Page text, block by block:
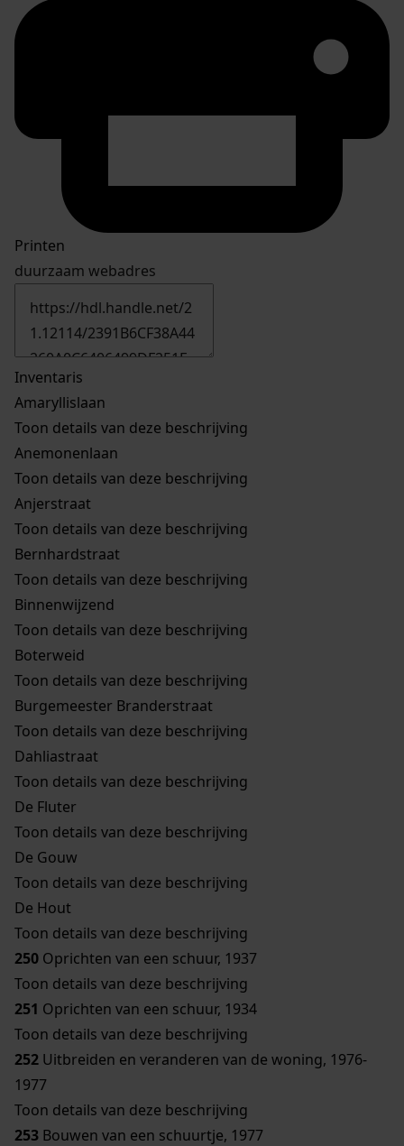
Printen
duurzaam webadres
Inventaris
Amaryllislaan
Toon details van deze beschrijving
Anemonenlaan
Toon details van deze beschrijving
Anjerstraat
Toon details van deze beschrijving
Bernhardstraat
Toon details van deze beschrijving
Binnenwijzend
Toon details van deze beschrijving
Boterweid
Toon details van deze beschrijving
Burgemeester Branderstraat
Toon details van deze beschrijving
Dahliastraat
Toon details van deze beschrijving
De Fluter
Toon details van deze beschrijving
De Gouw
Toon details van deze beschrijving
De Hout
Toon details van deze beschrijving
250 Oprichten van een schuur, 1937
Toon details van deze beschrijving
251 Oprichten van een schuur, 1934
Toon details van deze beschrijving
252 Uitbreiden en veranderen van de woning, 1976-
1977
Toon details van deze beschrijving
253 Bouwen van een schuurtje, 1977